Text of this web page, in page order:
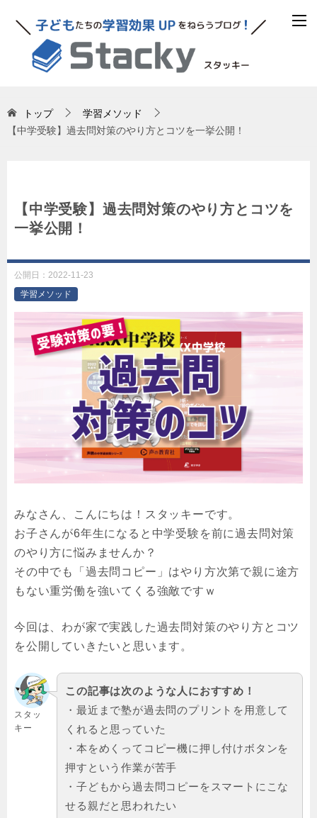
トップ
学習メソッド
【中学受験】過去問対策のやり方とコツを一挙公開！
【中学受験】過去問対策のやり方とコツを
一挙公開！
公開日： 2022-11-23
学習メソッド
みなさん、こんにちは！スタッキーです。
お子さんが6年生になると中学受験を前に過去問対策
のやり方に悩みませんか？
その中でも「過去問コピー」はやり方次第で親に途方
もない重労働を強いてくる強敵ですｗ
今回は、わが家で実践した過去問対策のやり方とコツ
を公開していきたいと思います。
スタッ
キー
この記事は次のような人におすすめ！
・最近まで塾が過去問のプリントを用意して
くれると思っていた
・本をめくってコピー機に押し付けボタンを
押すという作業が苦手
・子どもから過去問コピーをスマートにこな
せる親だと思われたい